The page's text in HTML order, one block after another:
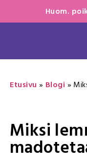
Huom.
Etusivu » Blogi »
Miksi